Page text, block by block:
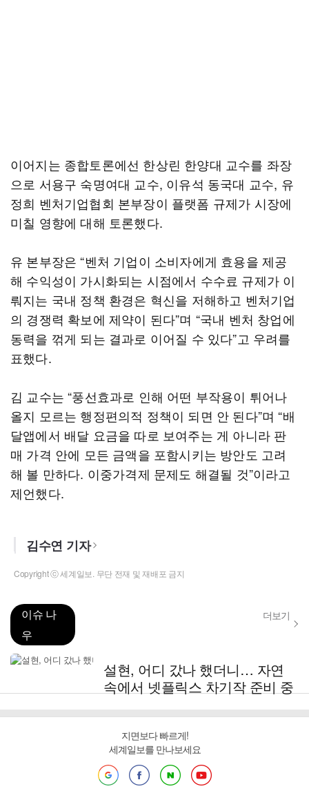
이어지는 종합토론에선 한상린 한양대 교수를 좌장
으로 서용구 숙명여대 교수, 이유석 동국대 교수, 유
정희 벤처기업협회 본부장이 플랫폼 규제가 시장에
미칠 영향에 대해 토론했다.
유 본부장은 “벤처 기업이 소비자에게 효용을 제공
해 수익성이 가시화되는 시점에서 수수료 규제가 이
뤄지는 국내 정책 환경은 혁신을 저해하고 벤처기업
의 경쟁력 확보에 제약이 된다”며 “국내 벤처 창업에
동력을 꺾게 되는 결과로 이어질 수 있다”고 우려를
표했다.
김 교수는 “풍선효과로 인해 어떤 부작용이 튀어나
올지 모르는 행정편의적 정책이 되면 안 된다”며 “배
달앱에서 배달 요금을 따로 보여주는 게 아니라 판
매 가격 안에 모든 금액을 포함시키는 방안도 고려
해 볼 만하다. 이중가격제 문제도 해결될 것”이라고
제언했다.
김수연 기자
Copyright ⓒ 세계일보. 무단 전재 및 재배포 금지
이슈 나
우
더보기
설현, 어디 갔나 했더니… 자연
속에서 넷플릭스 차기작 준비 중
지면보다 빠르게!
세계일보를 만나보세요